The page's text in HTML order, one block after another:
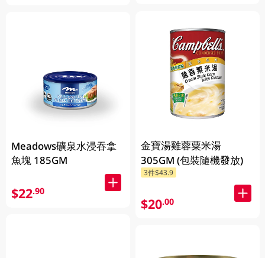
Meadows礦泉水浸吞拿
魚塊 185GM
$22.90
金寶湯雞蓉粟米湯
305GM (包裝隨機發放)
3件$43.9
$20.00